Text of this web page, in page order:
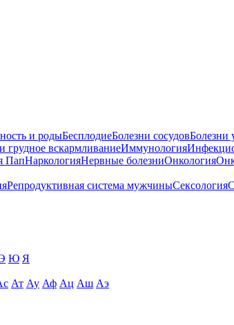
и родыБесплодиеБолезни сосудовБолезни
грудное вскармливаниеИммунология
ПапНаркологияНервные болезниОнкология
Репродуктивная система мужчиныСексология
Ю Я
Ат Ау Аф Ац Аш Аэ